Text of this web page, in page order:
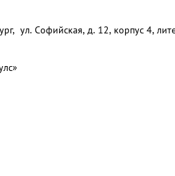
ул. Софийская, д. 12, корпус 4,